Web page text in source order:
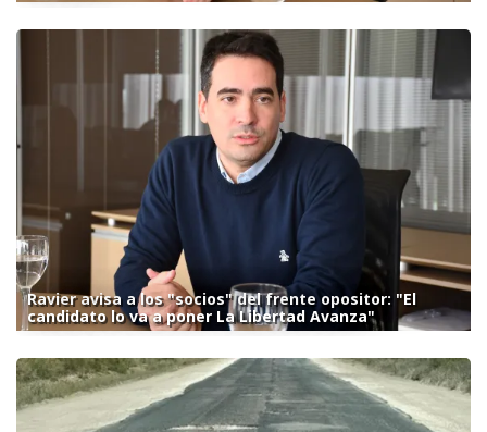
Ravier avisa a los "socios" del frente opositor: "El
candidato lo va a poner La Libertad Avanza"